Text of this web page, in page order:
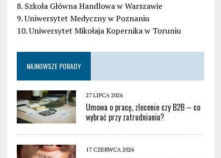
8. Szkoła Główna Handlowa w Warszawie
9. Uniwersytet Medyczny w Poznaniu
10. Uniwersytet Mikołaja Kopernika w Toruniu
NAJNOWSZE PORADY
27 LIPCA 2026
Umowa o pracę, zlecenie czy B2B – co
wybrać przy zatrudnianiu?
17 CZERWCA 2026